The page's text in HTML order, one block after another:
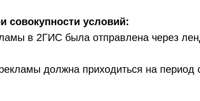
совокупности условий:
в 2ГИС была отправлена через
должна приходиться на период